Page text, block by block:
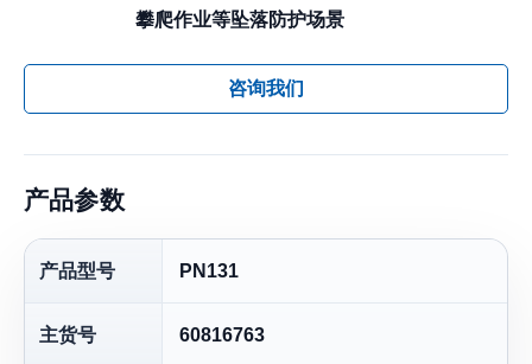
攀爬作业等坠落防护场景
咨询我们
产品参数
产品型号 PN131
主货号 60816763